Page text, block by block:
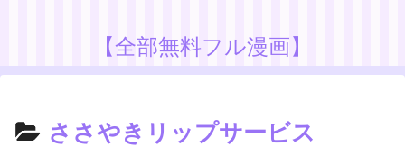
【全部無料フル漫画】
ささやきリップサービス